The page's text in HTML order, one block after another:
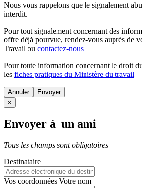
Nous vous rappelons que le signalement
interdit.
Pour tout signalement concernant des
offre déjà pourvue, rendez-vous auprès de
Travail ou contactez-nous
Pour toute information concernant le droit
les fiches pratiques du Ministère du travail
Annuler
×
Envoyer à un ami
Tous les champs sont obligatoires
Destinataire
Vos coordonnées Votre nom